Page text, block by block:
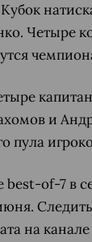
Четыре
и
пула
best-of-7 в
на